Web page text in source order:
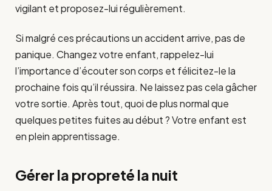
vigilant et proposez-lui régulièrement.
Si malgré ces précautions un accident arrive, pas de
panique. Changez votre enfant, rappelez-lui
l’importance d’écouter son corps et félicitez-le la
prochaine fois qu’il réussira. Ne laissez pas cela gâcher
votre sortie. Après tout, quoi de plus normal que
quelques petites fuites au début ? Votre enfant est
en plein apprentissage.
Gérer la propreté la nuit